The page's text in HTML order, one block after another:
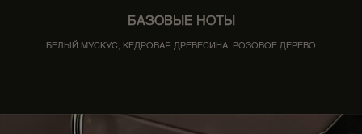
БАЗОВЫЕ НОТЫ
БЕЛЫЙ МУСКУС, КЕДРОВАЯ ДРЕВЕСИНА, РОЗОВОЕ ДЕРЕВО